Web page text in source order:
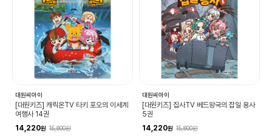
대원씨아이
[대원키즈] 캐릭온TV 타키 포오의 이세계
여행사 14권
14,220
15,800
대원씨아이
[대원키즈] 집사TV 베드왕국의 잡일 용사
5권
14,220
15,800